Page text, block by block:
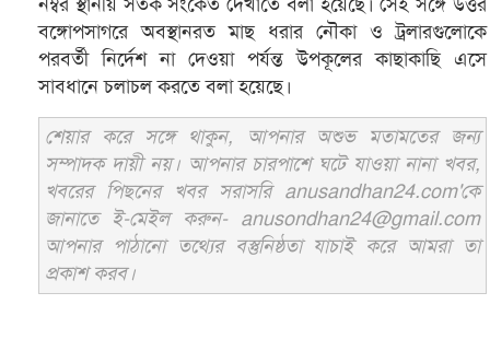
বঙ্গোপসাগরে অবস্থানরত মাছ ধরার নৌকা ও ট্রলারগুলোকে
পরবর্তী নির্দেশ না দেওয়া পর্যন্ত উপকূলের কাছাকাছি এসে
সাবধানে চলাচল করতে বলা হয়েছে।
শেয়ার করে সঙ্গে থাকুন, আপনার অশুভ মতামতের জন্য
সম্পাদক দায়ী নয়। আপনার চারপাশে ঘটে যাওয়া নানা খবর,
খবরের পিছনের খবর সরাসরি anusandhan24.com'কে
জানাতে ই-মেইল করুন- anusondhan24@gmail.com
আপনার পাঠানো তথ্যের বস্তুনিষ্ঠতা যাচাই করে আমরা তা
প্রকাশ করব।